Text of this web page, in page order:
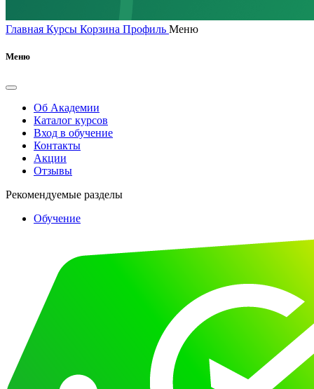
Главная Курсы Корзина Профиль Меню
Меню
Об Академии
Каталог курсов
Вход в обучение
Контакты
Акции
Отзывы
Рекомендуемые разделы
Обучение